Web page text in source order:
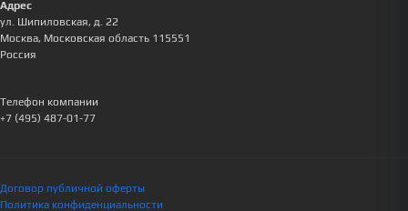
Адрес
ул. Шипиловская, д. 22
Москва, Московская область 115551
Россия
Телефон компании
+7 (495) 487-01-77
Договор публичной оферты
Политика конфиденциальности